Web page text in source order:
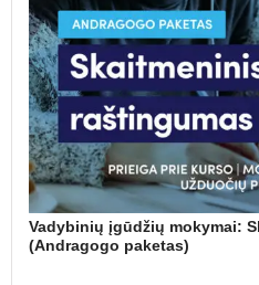
Vadybinių įgūdžių mokymai:
(Andragogo paketas)